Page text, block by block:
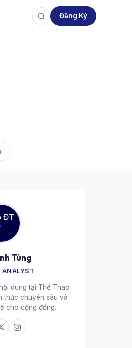
Đăng Ký
Tùng
ANALYST
dung tại Thể Thao
thức chuyên sâu và
cho cộng đồng.